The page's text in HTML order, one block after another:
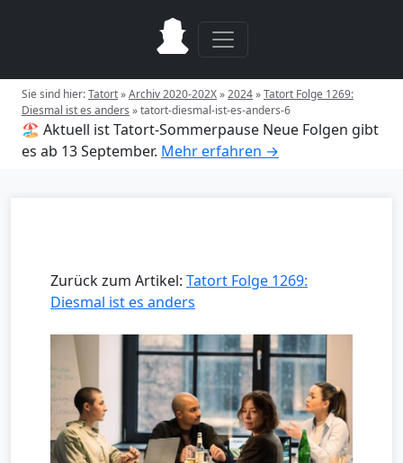
Sie sind hier:Tatort»Archiv 2020-202X»2024»Tatort Folge 1269:
Diesmal ist es anders »tatort-diesmal-ist-es-anders-6
🏖️ Aktuell ist Tatort-Sommerpause Neue Folgen gibt
es ab 13 September. Mehr erfahren →
Zurück zum Artikel: Tatort Folge 1269:
Diesmal ist es anders